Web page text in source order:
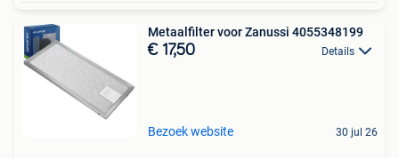
Metaalfilter voor Zanussi 4055348199
€ 17,50 Details
Bezoek website 30 jul 26